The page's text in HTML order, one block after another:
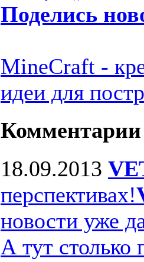
Поделись
MineCraft -
идеи для
Комментарии
18.09.2013
перспективах!
новости уже
А тут